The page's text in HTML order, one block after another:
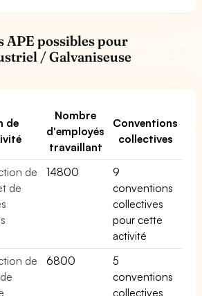
APE possibles pour
/ Galvaniseuse
de
Nombre
d'employés
travaillant
Conventions
collectives
de
de
14800
9
conventions
collectives
pour cette
activité
de
6800
5
conventions
collectives